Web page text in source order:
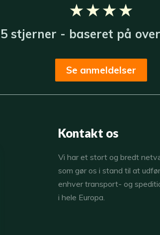
★ ★ ★ ★
stjerner - baseret på
Se anmeldelser
Kontakt os
​Vi har et stort og bredt
som gør os i stand til at
enhver transport- og
i hele Europa.